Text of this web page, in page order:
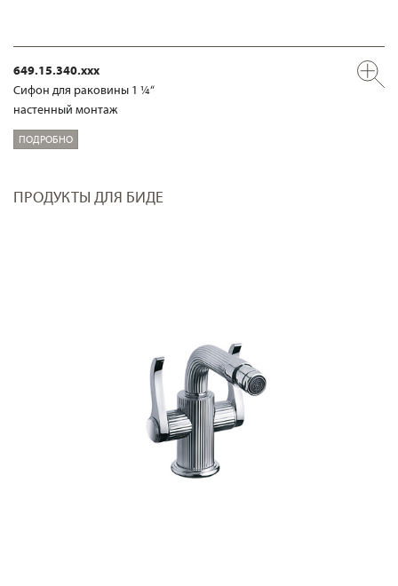
649.15.340.xxx
Сифон для раковины 1 ¼“
настенный монтаж
ПОДРОБНО
ПРОДУКТЫ ДЛЯ БИДЕ